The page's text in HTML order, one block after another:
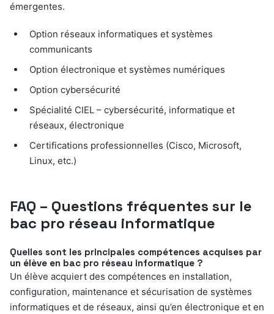
émergentes.
Option réseaux informatiques et systèmes
communicants
Option électronique et systèmes numériques
Option cybersécurité
Spécialité CIEL – cybersécurité, informatique et
réseaux, électronique
Certifications professionnelles (Cisco, Microsoft,
Linux, etc.)
FAQ – Questions fréquentes sur le
bac pro réseau informatique
Quelles sont les principales compétences acquises par
un élève en bac pro réseau informatique ?
Un élève acquiert des compétences en installation,
configuration, maintenance et sécurisation de systèmes
informatiques et de réseaux, ainsi qu’en électronique et en